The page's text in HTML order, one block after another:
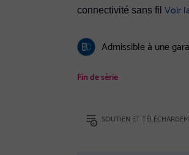
connectivité sans fil Voir
Admissible à une
Fin de série
SOUTIEN ET